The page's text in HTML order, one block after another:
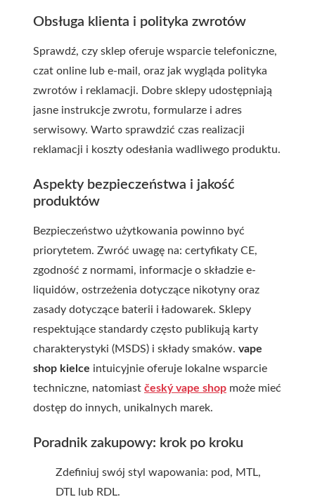
Obsługa klienta i polityka zwrotów
Sprawdź, czy sklep oferuje wsparcie telefoniczne,
czat online lub e-mail, oraz jak wygląda polityka
zwrotów i reklamacji. Dobre sklepy udostępniają
jasne instrukcje zwrotu, formularze i adres
serwisowy. Warto sprawdzić czas realizacji
reklamacji i koszty odesłania wadliwego produktu.
Aspekty bezpieczeństwa i jakość
produktów
Bezpieczeństwo użytkowania powinno być
priorytetem. Zwróć uwagę na: certyfikaty CE,
zgodność z normami, informacje o składzie e-
liquidów, ostrzeżenia dotyczące nikotyny oraz
zasady dotyczące baterii i ładowarek. Sklepy
respektujące standardy często publikują karty
charakterystyki (MSDS) i składy smaków. vape
shop kielce intuicyjnie oferuje lokalne wsparcie
techniczne, natomiast český vape shop może mieć
dostęp do innych, unikalnych marek.
Poradnik zakupowy: krok po kroku
Zdefiniuj swój styl wapowania: pod, MTL,
DTL lub RDL.